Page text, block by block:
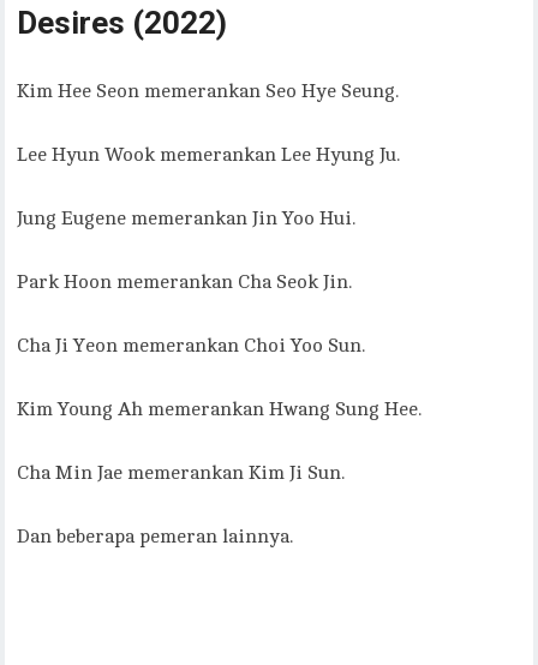
Desires (2022)
Kim Hee Seon memerankan Seo Hye Seung.
Lee Hyun Wook memerankan Lee Hyung Ju.
Jung Eugene memerankan Jin Yoo Hui.
Park Hoon memerankan Cha Seok Jin.
Cha Ji Yeon memerankan Choi Yoo Sun.
Kim Young Ah memerankan Hwang Sung Hee.
Cha Min Jae memerankan Kim Ji Sun.
Dan beberapa pemeran lainnya.